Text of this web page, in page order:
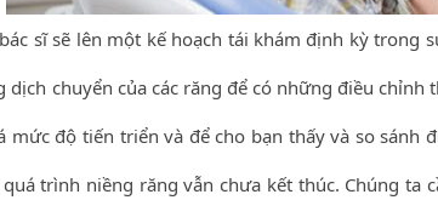
sĩ sẽ lên một kế hoạch tái khám định kỳ trong
dịch chuyển của các răng để có những điều chỉnh
mức độ tiến triển và để cho bạn thấy và so sánh
quá trình niềng răng vẫn chưa kết thúc. Chúng